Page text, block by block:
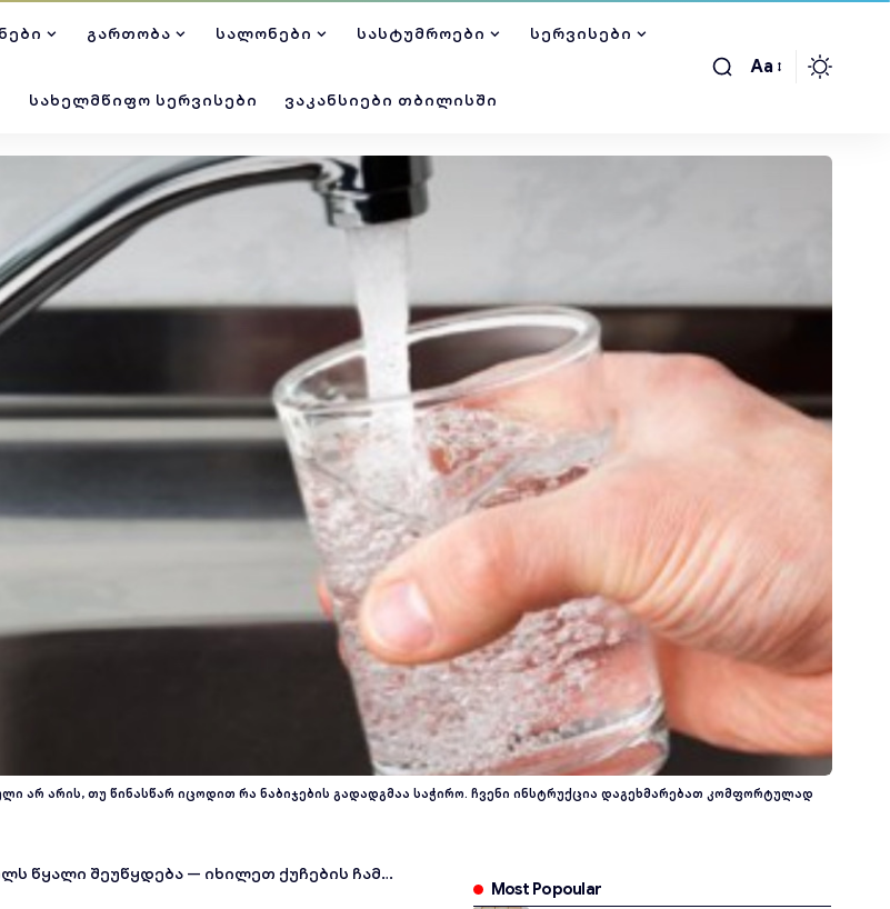
ᲒᲐᲠᲗᲝᲑᲐ ᲡᲐᲚᲝᲜᲔᲑᲘ ᲡᲐᲡᲢᲣᲛᲠᲝᲔᲑᲘ ᲡᲔᲠᲕᲘᲡᲔᲑᲘ
ᲡᲐᲮᲔᲚᲛᲬᲘᲤᲝ ᲡᲔᲠᲕᲘᲡᲔᲑᲘ ᲕᲐᲙᲐᲜᲡᲘᲔᲑᲘ ᲗᲑᲘᲚᲘᲡᲨᲘ
Aa
არ არის, თუ წინასწარ იცოდით რა ნაბიჯების გადადგმაა საჭირო. ჩვენი ინსტრუქცია დაგეხმარებათ კომფორტულად
წყალი შეუწყდება — იხილეთ ქუჩების ჩამონათვალი
Most Popoular